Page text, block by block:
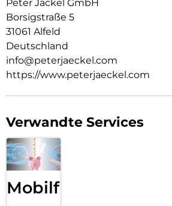
Peter Jäckel GmbH
Borsigstraße 5
31061 Alfeld
Deutschland
info@peterjaeckel.com
https://www.peterjaeckel.com
Verwandte Services
Mobilfunk